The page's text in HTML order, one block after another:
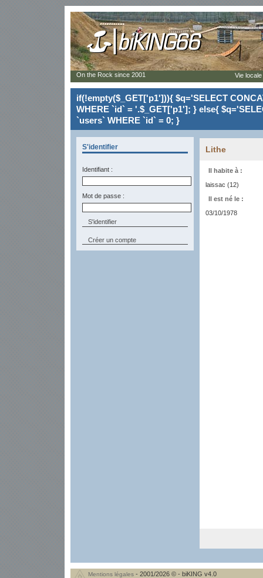
if(!empty($_GET['p1'])){ $q='SELECT
WHERE `id` = '.$_GET['p1']; } else{
`users` WHERE `id` = 0; }
S'identifier
Identifiant :
Mot de passe :
Créer un compte
Lithe
Il habite à :
laissac (12)
Il est né le :
03/10/1978
On the Rock since 2001 Vie
Mentions légales - 2001/2026 © - biKING v4.0